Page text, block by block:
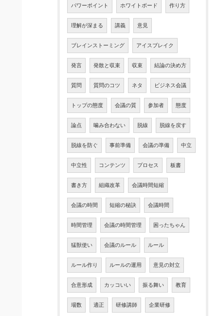
パワーポイント ホワイトボード 作り方
理解が深まる 講義 意見
ブレインストーミング アイスブレイク
発言 発散と収束 収束 結論の決め方
質問 質問のコツ ネタ ビジネス会議
トップの態度 会議の質 参加者 態度
論点 噛み合わない 脱線 脱線を戻す
脱線を防ぐ 事前準備 会議の準備 中立
中立性 コンテンツ プロセス 板書
書き方 組織改革 会議時間短縮
会議の時間 短縮の秘訣 会議時間
時間管理 会議の時間管理 困ったちゃん
猛獣使い 会議のルール ルール
ルール作り ルールの運用 意見の対立
合意形成 カッコいい 振る舞い 教育
場数 適正 研修講師 企業研修